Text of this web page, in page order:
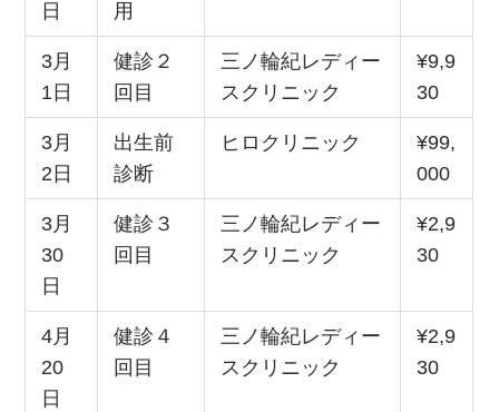
日
用
3月
1日
健診２
回目
三ノ輪紀レディー
スクリニック
¥9,9
30
3月
2日
出生前
診断
ヒロクリニック
¥99,
000
3月
30
日
健診３
回目
三ノ輪紀レディー
スクリニック
¥2,9
30
4月
20
日
健診４
回目
三ノ輪紀レディー
スクリニック
¥2,9
30